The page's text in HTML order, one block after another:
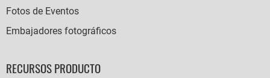
Fotos de Eventos
Embajadores fotográficos
RECURSOS PRODUCTO